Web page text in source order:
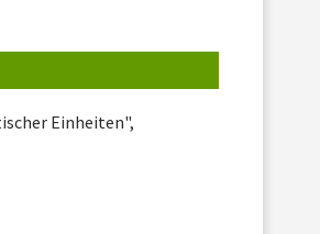
Einheiten",